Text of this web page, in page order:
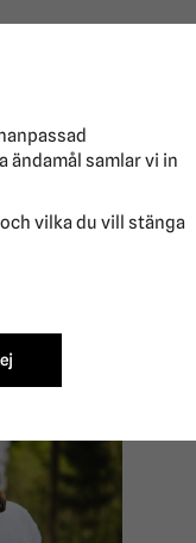
samlar vi in
vilka du vill stänga